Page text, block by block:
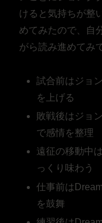
けると気持ちが整
めてみたので、自
がら読み進めてみ
試合前はジョ
を上げる
敗戦後はジョ
で感情を整理
遠征の移動中
っくり味わう
仕事前は
を鼓舞